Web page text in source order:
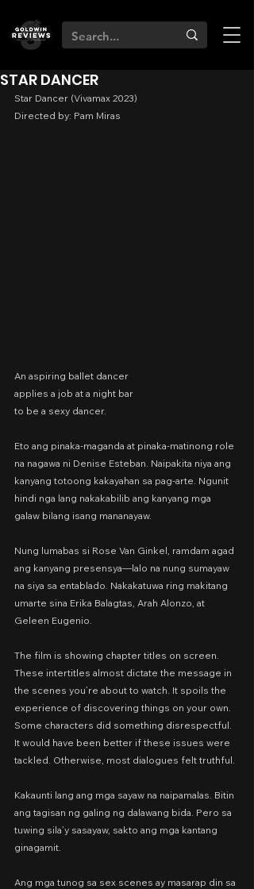
STAR DANCER
Star Dancer (Vivamax 2023)
Directed by: Pam Miras
An aspiring ballet dancer
applies a job at a night bar
to be a sexy dancer.
Eto ang pinaka-maganda at pinaka-matinong role
na nagawa ni Denise Esteban. Naipakita niya ang
kanyang totoong kakayahan sa pag-arte. Ngunit
hindi nga lang nakakabilib ang kanyang mga
galaw bilang isang mananayaw.
Nung lumabas si Rose Van Ginkel, ramdam agad
ang kanyang presensya—lalo na nung sumayaw
na siya sa entablado. Nakakatuwa ring makitang
umarte sina Erika Balagtas, Arah Alonzo, at
Geleen Eugenio.
The film is showing chapter titles on screen.
These intertitles almost dictate the message in
the scenes you’re about to watch. It spoils the
experience of discovering things on your own.
Some characters did something disrespectful.
It would have been better if these issues were
tackled. Otherwise, most dialogues felt truthful.
Kakaunti lang ang mga sayaw na naipamalas. Bitin
ang tagisan ng galing ng dalawang bida. Pero sa
tuwing sila’y sasayaw, sakto ang mga kantang
ginagamit.
Ang mga tunog sa sex scenes ay masarap din sa